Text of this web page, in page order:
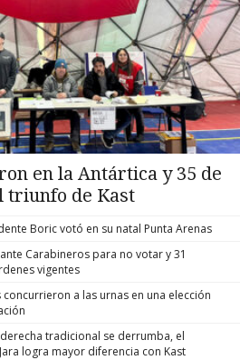
en la Antártica y 35 de
triunfo de Kast
Boric votó en su natal Punta Arenas
Carabineros para no votar y 31
vigentes
a las urnas en una elección
tradicional se derrumba, el
logra mayor diferencia con Kast